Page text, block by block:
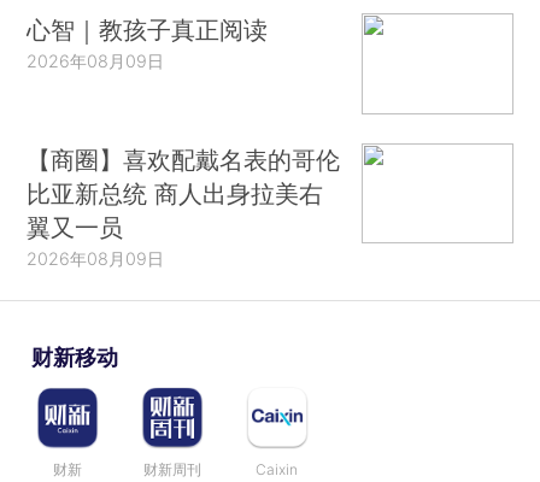
心智｜教孩子真正阅读
2026年08月09日
【商圈】喜欢配戴名表的哥伦
比亚新总统 商人出身拉美右
翼又一员
2026年08月09日
财新移动
财新 财新周刊 Caixin